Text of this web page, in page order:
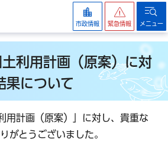
市政情報 緊急情報 メニュー
利用計画（原案）に対
果について
用計画（原案）」に対し、貴重な
がとうございました。